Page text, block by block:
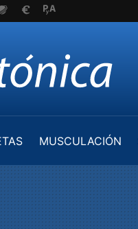
MUSCULACIÓN